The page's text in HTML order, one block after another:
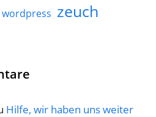
wordpress zeuch
Hilfe, wir haben uns weiter